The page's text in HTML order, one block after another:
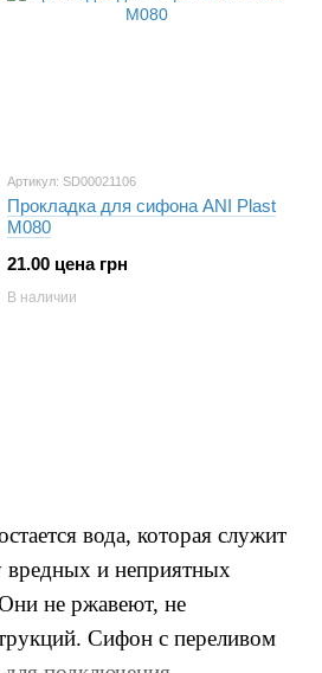
вода, которая служит
вредных и неприятных
не ржавеют, не
Сифон с переливом
Артикул: SD00021106
Прокладка для сифона ANI Plast
М080
21.00 цена грн
В наличии